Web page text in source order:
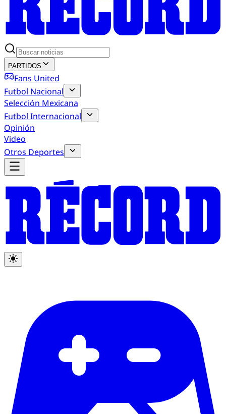
PARTIDOS
Fans United
Futbol Nacional
Selección Mexicana
Futbol Internacional
Opinión
Video
Otros Deportes